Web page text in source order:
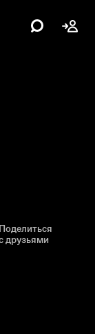
Поделиться
друзьями